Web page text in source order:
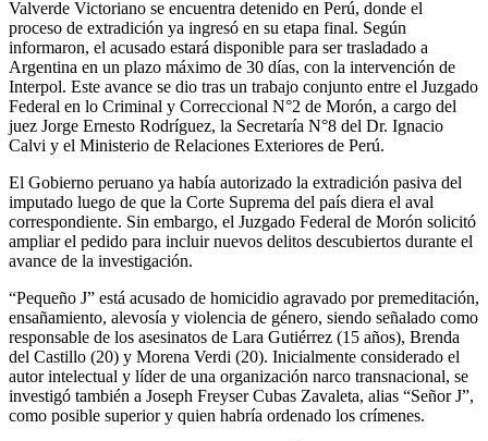
Valverde Victoriano se encuentra detenido en Perú, donde el
proceso de extradición ya ingresó en su etapa final. Según
informaron, el acusado estará disponible para ser trasladado a
Argentina en un plazo máximo de 30 días, con la intervención de
Interpol. Este avance se dio tras un trabajo conjunto entre el Juzgado
Federal en lo Criminal y Correccional N°2 de Morón, a cargo del
juez Jorge Ernesto Rodríguez, la Secretaría N°8 del Dr. Ignacio
Calvi y el Ministerio de Relaciones Exteriores de Perú.
El Gobierno peruano ya había autorizado la extradición pasiva del
imputado luego de que la Corte Suprema del país diera el aval
correspondiente. Sin embargo, el Juzgado Federal de Morón solicitó
ampliar el pedido para incluir nuevos delitos descubiertos durante el
avance de la investigación.
“Pequeño J” está acusado de homicidio agravado por premeditación,
ensañamiento, alevosía y violencia de género, siendo señalado como
responsable de los asesinatos de Lara Gutiérrez (15 años), Brenda
del Castillo (20) y Morena Verdi (20). Inicialmente considerado el
autor intelectual y líder de una organización narco transnacional, se
investigó también a Joseph Freyser Cubas Zavaleta, alias “Señor J”,
como posible superior y quien habría ordenado los crímenes.